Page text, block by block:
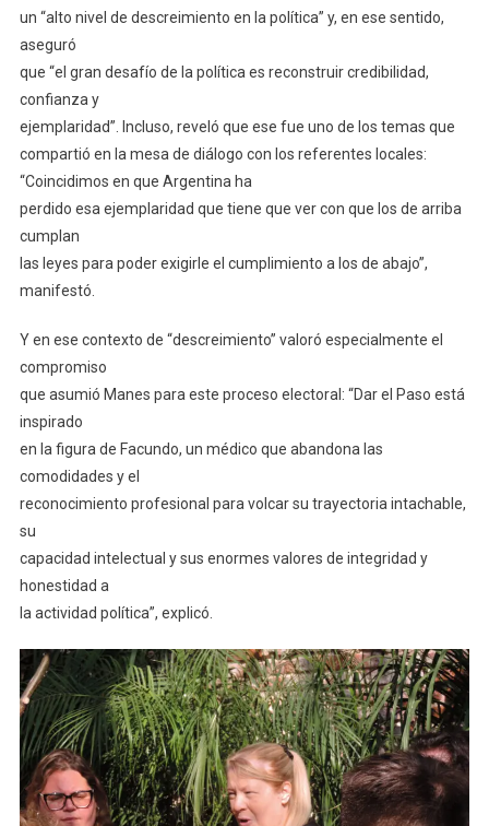
un “alto nivel de descreimiento en la política” y, en ese sentido,
aseguró
que “el gran desafío de la política es reconstruir credibilidad,
confianza y
ejemplaridad”. Incluso, reveló que ese fue uno de los temas que
compartió en la mesa de diálogo con los referentes locales:
“Coincidimos en que Argentina ha
perdido esa ejemplaridad que tiene que ver con que los de arriba
cumplan
las leyes para poder exigirle el cumplimiento a los de abajo”,
manifestó.
Y en ese contexto de “descreimiento” valoró especialmente el
compromiso
que asumió Manes para este proceso electoral: “Dar el Paso está
inspirado
en la figura de Facundo, un médico que abandona las
comodidades y el
reconocimiento profesional para volcar su trayectoria intachable,
su
capacidad intelectual y sus enormes valores de integridad y
honestidad a
la actividad política”, explicó.